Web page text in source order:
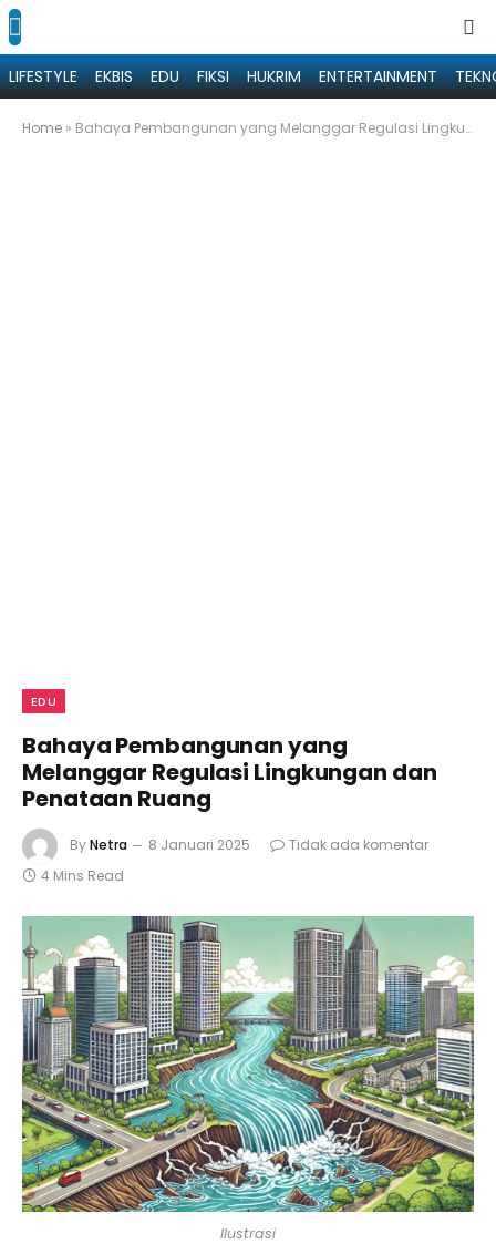
LIFESTYLE EKBIS EDU FIKSI HUKRIM ENTERTAINMENT
Home » Bahaya Pembangunan yang Melanggar Regulasi Lingkungan dan Penataan Ruang
EDU
Bahaya Pembangunan yang
Melanggar Regulasi Lingkungan dan
Penataan Ruang
ByNetra 8 Januari 2025
Tidak ada komentar
4 Mins Read
Ilustrasi